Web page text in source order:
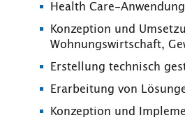
Health Care-
Konzeption und
Wohnungswirtschaft,
Erstellung technisch
Erarbeitung von
Konzeption und